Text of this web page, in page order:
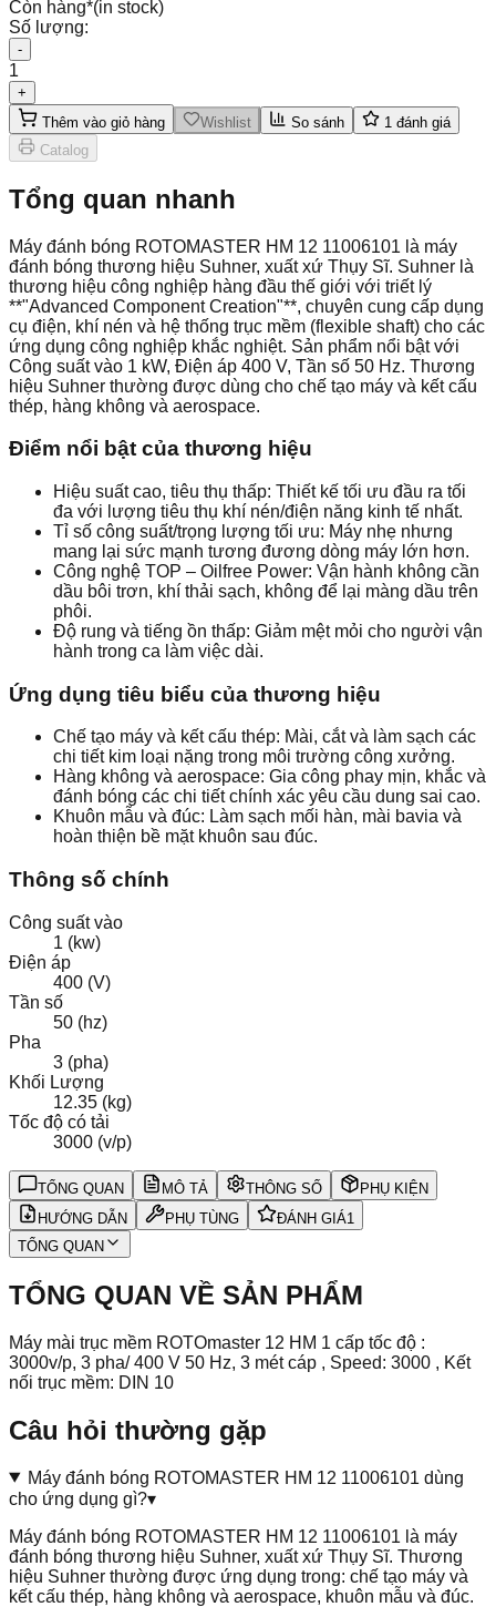
Còn hàng*(in stock)
Số lượng:
-
1
+
Thêm vào giỏ hàng
Wishlist So sánh 1 đánh giá
Catalog
Tổng quan nhanh
Máy đánh bóng ROTOMASTER HM 12 11006101 là máy
đánh bóng thương hiệu Suhner, xuất xứ Thụy Sĩ. Suhner là
thương hiệu công nghiệp hàng đầu thế giới với triết lý
**"Advanced Component Creation"**, chuyên cung cấp dụng
cụ điện, khí nén và hệ thống trục mềm (flexible shaft) cho các
ứng dụng công nghiệp khắc nghiệt. Sản phẩm nổi bật với
Công suất vào 1 kW, Điện áp 400 V, Tần số 50 Hz. Thương
hiệu Suhner thường được dùng cho chế tạo máy và kết cấu
thép, hàng không và aerospace.
Điểm nổi bật của thương hiệu
Hiệu suất cao, tiêu thụ thấp: Thiết kế tối ưu đầu ra tối
đa với lượng tiêu thụ khí nén/điện năng kinh tế nhất.
Tỉ số công suất/trọng lượng tối ưu: Máy nhẹ nhưng
mang lại sức mạnh tương đương dòng máy lớn hơn.
Công nghệ TOP – Oilfree Power: Vận hành không cần
dầu bôi trơn, khí thải sạch, không để lại màng dầu trên
phôi.
Độ rung và tiếng ồn thấp: Giảm mệt mỏi cho người vận
hành trong ca làm việc dài.
Ứng dụng tiêu biểu của thương hiệu
Chế tạo máy và kết cấu thép: Mài, cắt và làm sạch các
chi tiết kim loại nặng trong môi trường công xưởng.
Hàng không và aerospace: Gia công phay mịn, khắc và
đánh bóng các chi tiết chính xác yêu cầu dung sai cao.
Khuôn mẫu và đúc: Làm sạch mối hàn, mài bavia và
hoàn thiện bề mặt khuôn sau đúc.
Thông số chính
Công suất vào
1 (kw)
Điện áp
400 (V)
Tần số
50 (hz)
Pha
3 (pha)
Khối Lượng
12.35 (kg)
Tốc độ có tải
3000 (v/p)
TỔNG QUAN MÔ TẢ THÔNG SỐ
PHỤ KIỆN
HƯỚNG DẪN
PHỤ TÙNG ĐÁNH GIÁ1
TỔNG QUAN
TỔNG QUAN VỀ SẢN PHẨM
Máy mài trục mềm ROTOmaster 12 HM 1 cấp tốc độ :
3000v/p, 3 pha/ 400 V 50 Hz, 3 mét cáp , Speed: 3000 , Kết
nối trục mềm: DIN 10
Câu hỏi thường gặp
Máy đánh bóng ROTOMASTER HM 12 11006101 dùng
cho ứng dụng gì?▾
Máy đánh bóng ROTOMASTER HM 12 11006101 là máy
đánh bóng thương hiệu Suhner, xuất xứ Thụy Sĩ. Thương
hiệu Suhner thường được ứng dụng trong: chế tạo máy và
kết cấu thép, hàng không và aerospace, khuôn mẫu và đúc.